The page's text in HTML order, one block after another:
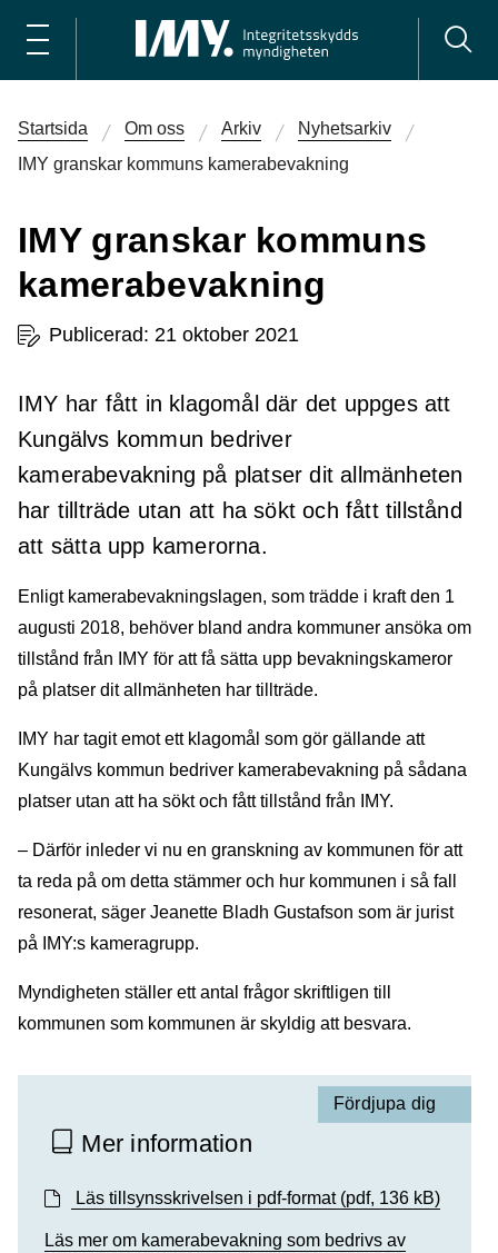
Startsida Om oss Arkiv
Nyhetsarkiv
IMY granskar kommuns kamerabevakning
IMY granskar kommuns
kamerabevakning
Publicerad: 21 oktober 2021
IMY har fått in klagomål där det uppges att
Kungälvs kommun bedriver
kamerabevakning på platser dit allmänheten
har tillträde utan att ha sökt och fått tillstånd
att sätta upp kamerorna.
Enligt kamerabevakningslagen, som trädde i kraft den 1
augusti 2018, behöver bland andra kommuner ansöka om
tillstånd från IMY för att få sätta upp bevakningskameror
på platser dit allmänheten har tillträde.
IMY har tagit emot ett klagomål som gör gällande att
Kungälvs kommun bedriver kamerabevakning på sådana
platser utan att ha sökt och fått tillstånd från IMY.
– Därför inleder vi nu en granskning av kommunen för att
ta reda på om detta stämmer och hur kommunen i så fall
resonerat, säger Jeanette Bladh Gustafson som är jurist
på IMY:s kameragrupp.
Myndigheten ställer ett antal frågor skriftligen till
kommunen som kommunen är skyldig att besvara.
Mer information
Fördjupa dig
Läs tillsynsskrivelsen i pdf-format (pdf, 136 kB)
Läs mer om kamerabevakning som bedrivs av